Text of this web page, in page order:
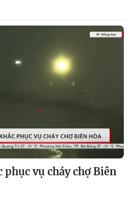
vụ cháy chợ Biên